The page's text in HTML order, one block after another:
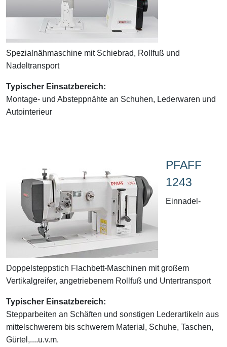
Spezialnähmaschine mit Schiebrad, Rollfuß und
Nadeltransport
Typischer Einsatzbereich:
Montage- und Absteppnähte an Schuhen, Lederwaren und
Autointerieur
PFAFF
1243
Einnadel-
Doppelsteppstich Flachbett-Maschinen mit großem
Vertikalgreifer, angetriebenem Rollfuß und Untertransport
Typischer Einsatzbereich:
Stepparbeiten an Schäften und sonstigen Lederartikeln aus
mittelschwerem bis schwerem Material, Schuhe, Taschen,
Gürtel,....u.v.m.